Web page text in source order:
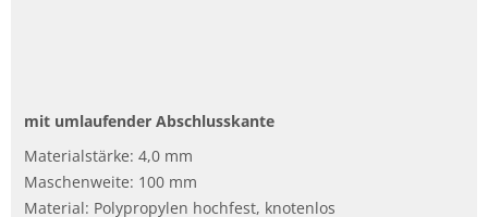
mit umlaufender Abschlusskante
Materialstärke: 4,0 mm
Maschenweite: 100 mm
Material: Polypropylen hochfest, knotenlos